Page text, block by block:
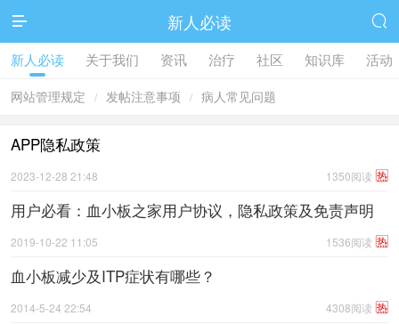
 新人必读 
新人必读 关于我们 资讯 治疗 社区 知识库 活动
网站管理规定 / 发帖注意事项 / 病人常见问题
APP隐私政策
热
1350阅读
2023-12-28 21:48
用户必看：血小板之家用户协议，隐私政策及免责声明
热
1536阅读
2019-10-22 11:05
血小板减少及ITP症状有哪些？
热
4308阅读
2014-5-24 22:54